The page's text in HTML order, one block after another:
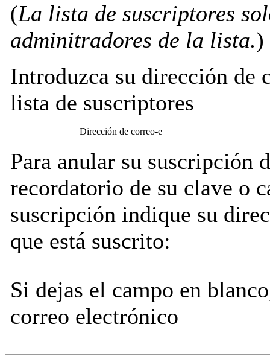
(La lista de suscriptores
adminitradores de la lista.)
Introduzca su dirección de
lista de suscriptores
Dirección de correo-e
Para anular su suscripción
recordatorio de su clave o
suscripción indique su
que está suscrito:
Si dejas el campo en
correo electrónico